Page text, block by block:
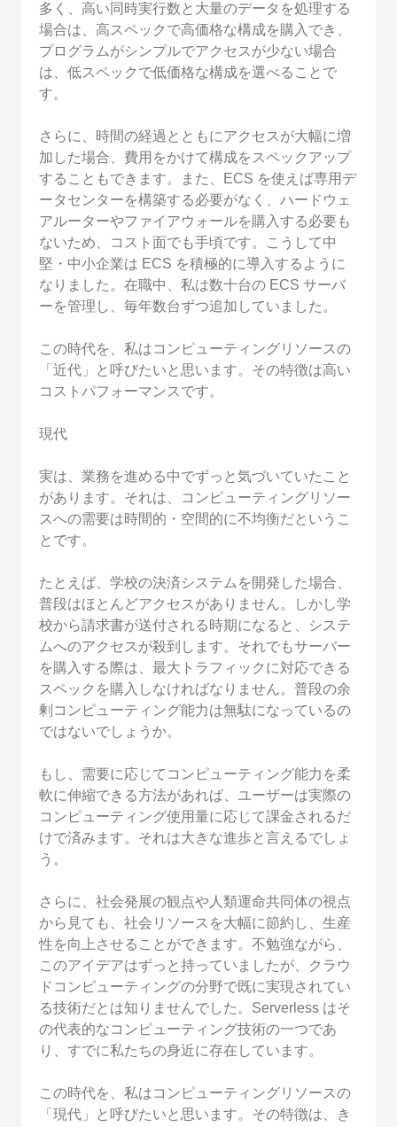
多く、高い同時実行数と大量のデータを処理する
場合は、高スペックで高価格な構成を購入でき、
プログラムがシンプルでアクセスが少ない場合
は、低スペックで低価格な構成を選べることで
す。
さらに、時間の経過とともにアクセスが大幅に増
加した場合、費用をかけて構成をスペックアップ
することもできます。また、ECS を使えば専用デ
ータセンターを構築する必要がなく、ハードウェ
アルーターやファイアウォールを購入する必要も
ないため、コスト面でも手頃です。こうして中
堅・中小企業は ECS を積極的に導入するように
なりました。在職中、私は数十台の ECS サーバ
ーを管理し、毎年数台ずつ追加していました。
この時代を、私はコンピューティングリソースの
「近代」と呼びたいと思います。その特徴は高い
コストパフォーマンスです。
現代
実は、業務を進める中でずっと気づいていたこと
があります。それは、コンピューティングリソー
スへの需要は時間的・空間的に不均衡だというこ
とです。
たとえば、学校の決済システムを開発した場合、
普段はほとんどアクセスがありません。しかし学
校から請求書が送付される時期になると、システ
ムへのアクセスが殺到します。それでもサーバー
を購入する際は、最大トラフィックに対応できる
スペックを購入しなければなりません。普段の余
剰コンピューティング能力は無駄になっているの
ではないでしょうか。
もし、需要に応じてコンピューティング能力を柔
軟に伸縮できる方法があれば、ユーザーは実際の
コンピューティング使用量に応じて課金されるだ
けで済みます。それは大きな進歩と言えるでしょ
う。
さらに、社会発展の観点や人類運命共同体の視点
から見ても、社会リソースを大幅に節約し、生産
性を向上させることができます。不勉強ながら、
このアイデアはずっと持っていましたが、クラウ
ドコンピューティングの分野で既に実現されてい
る技術だとは知りませんでした。Serverless はそ
の代表的なコンピューティング技術の一つであ
り、すでに私たちの身近に存在しています。
この時代を、私はコンピューティングリソースの
「現代」と呼びたいと思います。その特徴は、き